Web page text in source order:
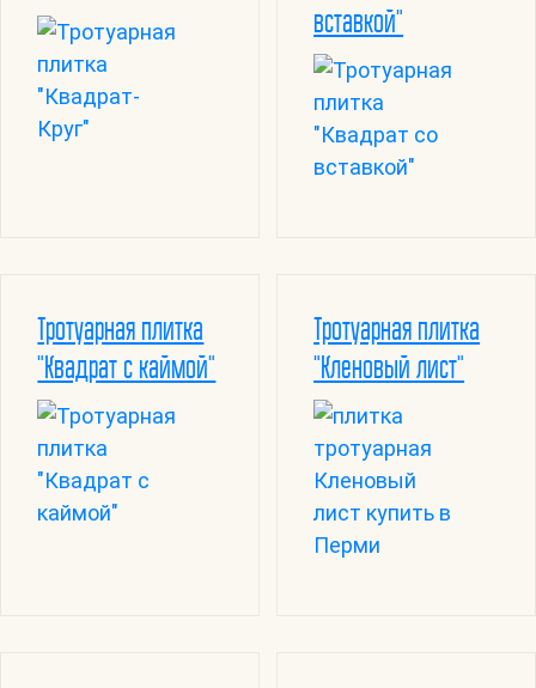
вставкой"
Тротуарная плитка
"Квадрат с каймой"
Тротуарная плитка
"Кленовый лист"